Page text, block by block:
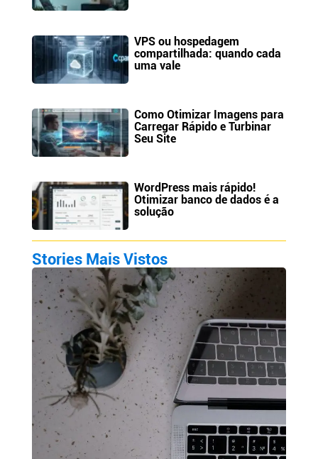
VPS ou hospedagem
compartilhada: quando cada
uma vale
Como Otimizar Imagens para
Carregar Rápido e Turbinar
Seu Site
WordPress mais rápido!
Otimizar banco de dados é a
solução
Stories Mais Vistos